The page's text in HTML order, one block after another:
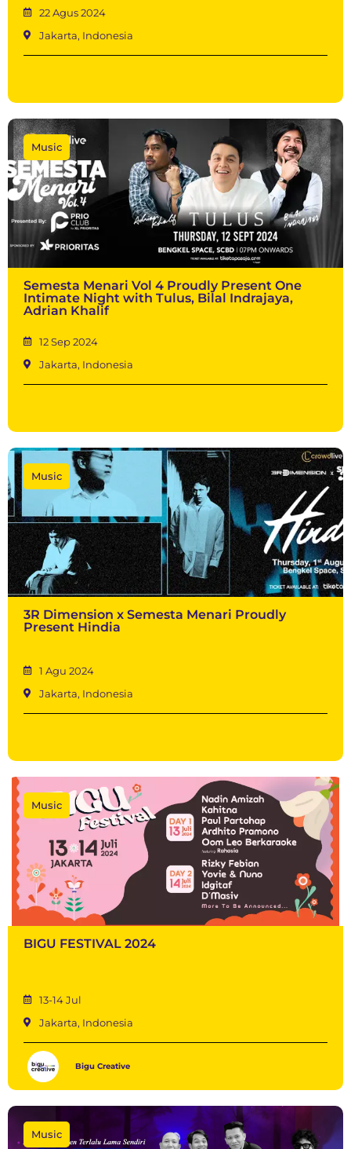
22 Agus 2024
Jakarta, Indonesia
Music
Semesta Menari Vol 4 Proudly Present One
Intimate Night with Tulus, Bilal Indrajaya,
Adrian Khalif
12 Sep 2024
Jakarta, Indonesia
Music
3R Dimension x Semesta Menari Proudly
Present Hindia
1 Agu 2024
Jakarta, Indonesia
Music
BIGU FESTIVAL 2024
13-14 Jul
Jakarta, Indonesia
Bigu Creative
Music